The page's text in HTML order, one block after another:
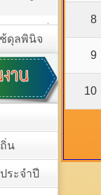
8
9
10
ดุลพินิจ
น
ระจำปี